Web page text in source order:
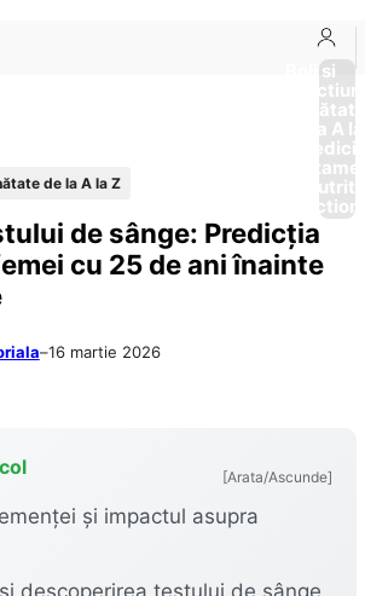
Boli si
Afectiuni
Sănătate
de la A
de la A la Z
de sânge: Predicția
cu 25 de ani înainte
–16 martie 2026
[Arata/Ascunde]
și impactul asupra
descoperirea testului de sânge